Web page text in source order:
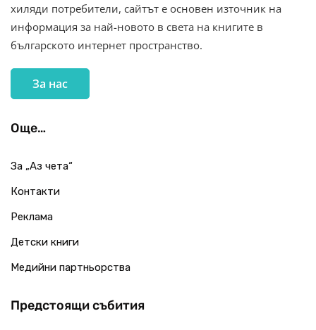
хиляди потребители, сайтът е основен източник на
информация за най-новото в света на книгите в
българското интернет пространство.
За нас
Още…
За „Аз чета“
Контакти
Реклама
Детски книги
Медийни партньорства
Предстоящи събития